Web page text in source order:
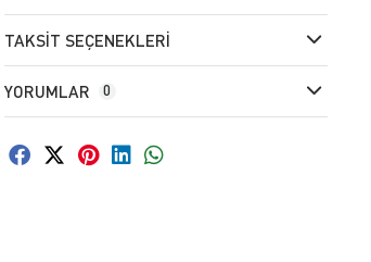
TAKSIT SEÇENEKLERI
YORUMLAR 0